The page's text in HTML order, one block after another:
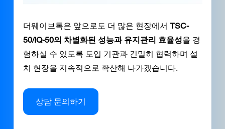
더웨이브톡은 앞으로도 더 많은 현장에서 TSC-
50/IQ-50의 차별화된 성능과 유지관리 효율성을 경
험하실 수 있도록 도입 기관과 긴밀히 협력하며 설
치 현장을 지속적으로 확산해 나가겠습니다.
상담 문의하기